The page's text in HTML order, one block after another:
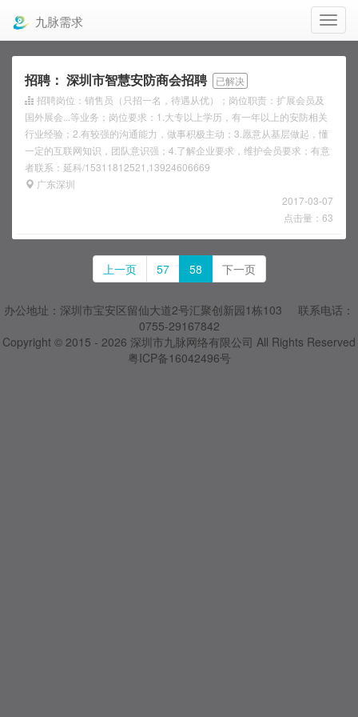
九脉需求
招聘： 深圳市智慧安防商会招聘
已解决
招聘岗位：销售员（只招一名，待遇从优）；岗位职责：扩展会员及
国外展会...等业务；岗位要求：1.大专以上学历，有一年以上的安防相关
行业经验；2.有较强的沟通能力，做事积极主动；3.愿意从基层做起，懂
一定的互联网知识，团队意识强；4.了解企业要求，维护会员要求；有意
者联系：延科/15311812521,13924606669
广东深圳
2017-03-07
点击量：63
上一页 57 58 下一页
办公地址：深圳市宝安区留仙大道2号汇聚创新园1栋103 联系电话：
0755-29167842
Copyright © 2015 - 2026 深圳市九脉网络有限公司 All Rights Reserved
粤ICP备16042496号